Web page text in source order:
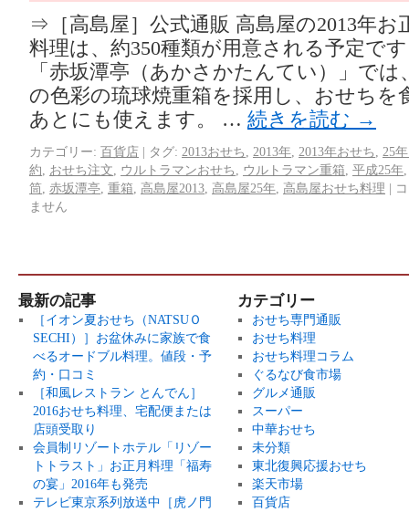
⇒［高島屋］公式通販 高島屋の2013年お
料理は、約350種類が用意される予定で
「赤坂潭亭（あかさかたんてい）」では
の色彩の琉球焼重箱を採用し、おせちを
あとにも使えます。 … 続きを読む →
カテゴリー: 百貨店 | タグ: 2013おせち 2013年 2013年おせち
25
約
おせち注文 ウルトラマンおせち ウルトラマン重箱 平成25年
筒 赤坂潭亭 重箱 高島屋2013 高島屋25年 高島屋おせち料理 |
ません
最新の記事
［イオン夏おせち（NATSUＯ
SECHI）］お盆休みに家族で食
べるオードブル料理。値段・予
約・口コミ
［和風レストラン とんでん］
2016おせち料理、宅配便または
店頭受取り
会員制リゾートホテル「リゾー
トトラスト」お正月料理「福寿
の宴」2016年も発売
テレビ東京系列放送中［虎ノ門
カテゴリー
おせち専門通販
おせち料理
おせち料理コラム
ぐるなび食市場
グルメ通販
スーパー
中華おせち
未分類
東北復興応援おせち
楽天市場
百貨店